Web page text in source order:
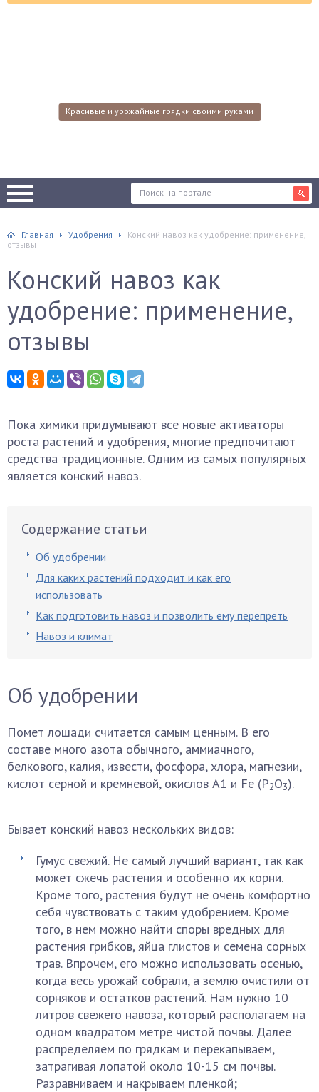
Красивые и урожайные грядки своими руками
Главная Удобрения
Конский навоз как удобрение: применение,
отзывы
Конский навоз как
удобрение: применение,
отзывы
Пока химики придумывают все новые активаторы
роста растений и удобрения, многие предпочитают
средства традиционные. Одним из самых популярных
является конский навоз.
Содержание статьи
Об удобрении
Для каких растений подходит и как его
использовать
Как подготовить навоз и позволить ему перепреть
Навоз и климат
Об удобрении
Помет лошади считается самым ценным. В его
составе много азота обычного, аммиачного,
белкового, калия, извести, фосфора, хлора, магнезии,
кислот серной и кремневой, окислов A1 и Fе (Р2O3).
Бывает конский навоз нескольких видов:
Гумус свежий. Не самый лучший вариант, так как
может сжечь растения и особенно их корни.
Кроме того, растения будут не очень комфортно
себя чувствовать с таким удобрением. Кроме
того, в нем можно найти споры вредных для
растения грибков, яйца глистов и семена сорных
трав. Впрочем, его можно использовать осенью,
когда весь урожай собрали, а землю очистили от
сорняков и остатков растений. Нам нужно 10
литров свежего навоза, который располагаем на
одном квадратом метре чистой почвы. Далее
распределяем по грядкам и перекапываем,
затрагивая лопатой около 10-15 см почвы.
Разравниваем и накрываем пленкой;